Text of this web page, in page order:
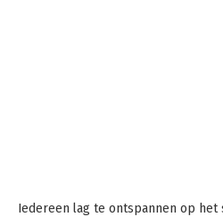
Iedereen lag te ontspannen op het